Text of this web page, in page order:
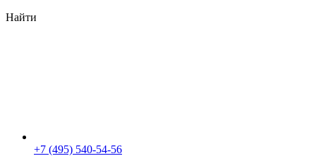
Найти
+7 (495) 540-54-56